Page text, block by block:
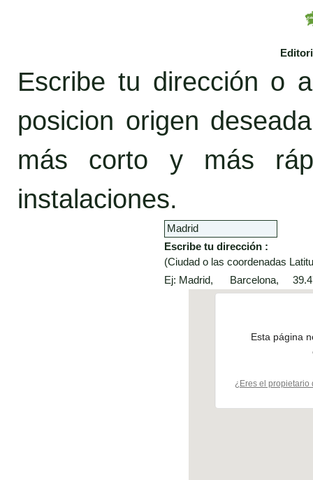
Escribe tu dirección o
posicion origen
más corto y más
instalaciones.
Escribe tu dirección :
(Ciudad o las coordenadas
Ej: Madrid, Barcelona,
Esta página
¿Eres el propietario